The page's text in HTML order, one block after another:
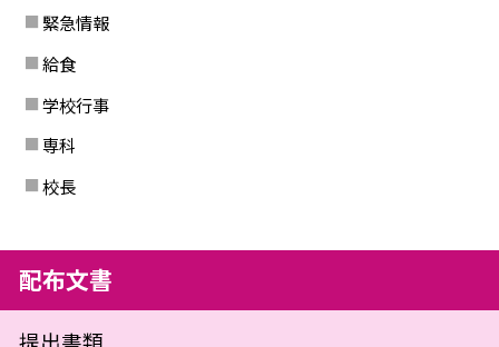
緊急情報
給食
学校行事
専科
校長
配布文書
提出書類